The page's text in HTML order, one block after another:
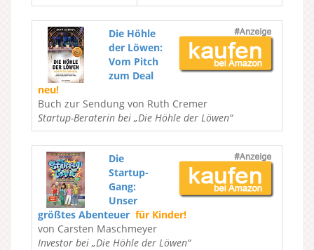
Die Höhle
der Löwen:
Vom Pitch
zum Deal
neu!
Buch zur Sendung von Ruth Cremer
Startup-Beraterin bei „Die Höhle der Löwen“
Die
Startup-
Gang:
Unser
größtes Abenteuer für Kinder!
von Carsten Maschmeyer
Investor bei „Die Höhle der Löwen“